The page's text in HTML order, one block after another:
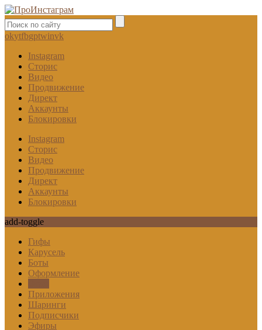
okytfbgptwinvk
Instagram
Сторис
Видео
Продвижение
Директ
Аккаунты
Блокировки
Instagram
Сторис
Видео
Продвижение
Директ
Аккаунты
Блокировки
add-toggle
Гифы
Карусель
Боты
Оформление
Приложения
Шаринги
Подписчики
Эфиры